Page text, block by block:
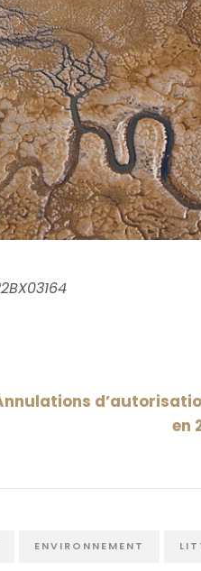
en
ENVIRONNEMENT